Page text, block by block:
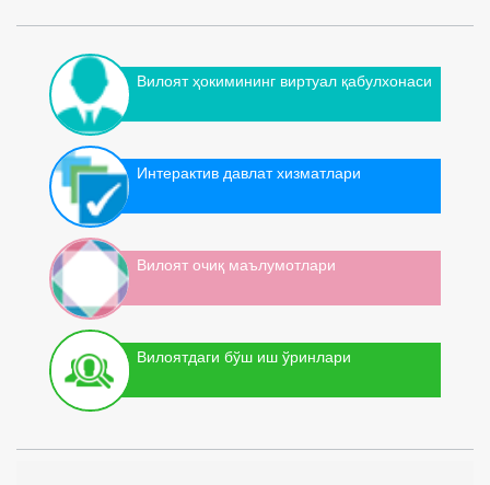
Вилоят ҳокимининг виртуал қабулхонаси
Интерактив давлат хизматлари
Вилоят очиқ маълумотлари
Вилоятдаги бўш иш ўринлари